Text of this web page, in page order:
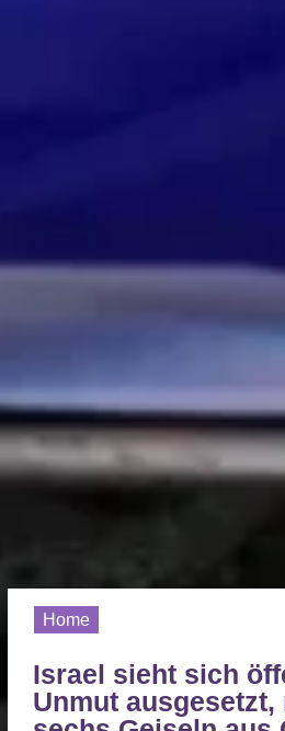
Home
Israel sieht sich
Unmut ausgesetzt,